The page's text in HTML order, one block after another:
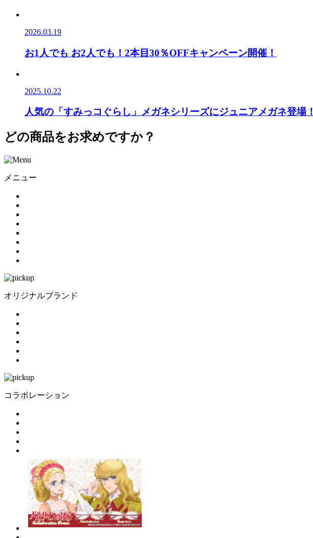
2026.03.19
お1人でも お2人でも！2本目30％OFFキャンペーン開催！
2025.10.22
人気の「すみっコぐらし」メガネシリーズにジュニアメガネ登場！
どの商品をお求めですか？
メニュー
オリジナルブランド
コラボレーション